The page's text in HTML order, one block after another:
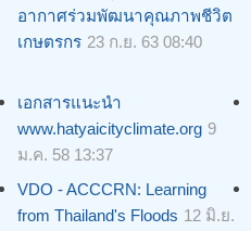
อากาศร่วมพัฒนาคุณภาพชีวิต
เกษตรกร 23 ก.ย. 63 08:40
เอกสารแนะนำ
www.hatyaicityclimate.org 9
ม.ค. 58 13:37
VDO - ACCCRN: Learning
from Thailand's Floods 12 มิ.ย.